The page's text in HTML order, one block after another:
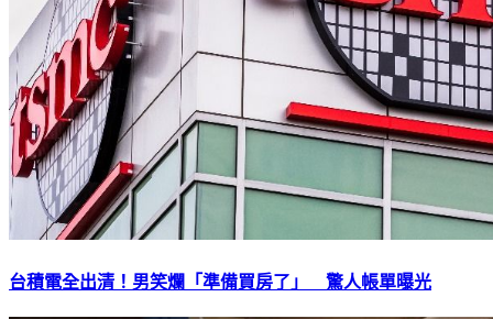
台積電全出清！男笑爛「準備買房了」 驚人帳單曝光